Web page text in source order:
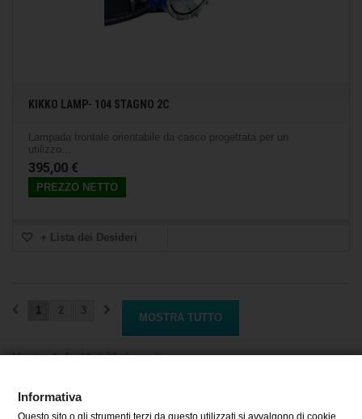
KIKKO LAMP- 104 STAGNO 2C
Lampada frontale orientabile da casco progettata per un
utilizzo...
395,00 €
PREZZO NETTO
+ Lista dei Desideri
MOSTRA TUTTO
1
Mostrando 1 - 12 di 29 elementi
Informativa
Questo sito o gli strumenti terzi da questo utilizzati si avvalgono di cookie